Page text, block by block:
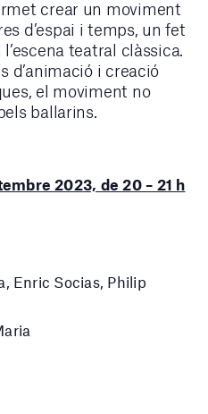
crear un moviment
d’espai i temps, un fet
teatral clàssica.
d’animació i creació
el moviment no
ballarins.
2023, de 20 – 21 h
Enric Socias, Philip